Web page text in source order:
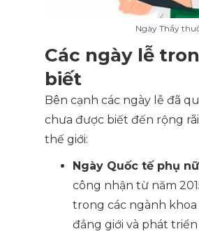
Ngày Thầy
Các ngày lễ
biết
Bên cạnh các ngày lễ đã
chưa được biết đến rộng
thế giới:
Ngày Quốc tế phụ
công nhận từ năm
trong các ngành khoa
đẳng giới và phát